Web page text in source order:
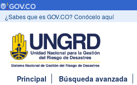
¿Sabes que es GOV.CO? Conócelo aquí
Principal Búsqueda avanzada